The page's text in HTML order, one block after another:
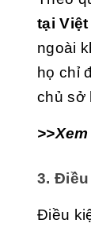
tại
ngoài
họ chỉ
chủ sở
3.
Điều